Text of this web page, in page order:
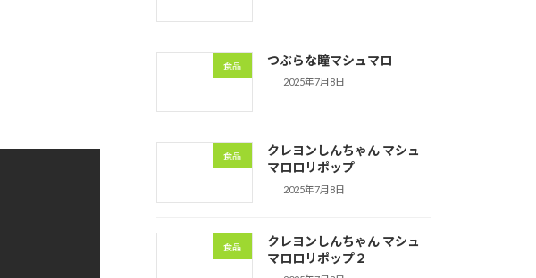
食品 つぶらな瞳マシュマロ
2025年7月8日
食品
クレヨンしんちゃん マシュ
マロロリポップ
2025年7月8日
食品
クレヨンしんちゃん マシュ
マロロリポップ２